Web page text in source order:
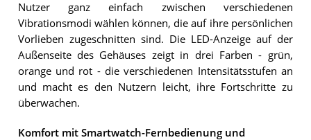
Nutzer ganz einfach zwischen verschiedenen
Vibrationsmodi wählen können, die auf ihre persönlichen
Vorlieben zugeschnitten sind. Die LED-Anzeige auf der
Außenseite des Gehäuses zeigt in drei Farben - grün,
orange und rot - die verschiedenen Intensitätsstufen an
und macht es den Nutzern leicht, ihre Fortschritte zu
überwachen.
Komfort mit Smartwatch-Fernbedienung und